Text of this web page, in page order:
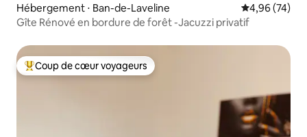
Hébergement ⋅ Ban-de-Laveline Évaluation
4,96 (74)
Gîte Rénové en bordure de forêt -Jacuzzi privatif
Coups de cœur voyageurs les plus appréciés
Coup de cœur voyageurs